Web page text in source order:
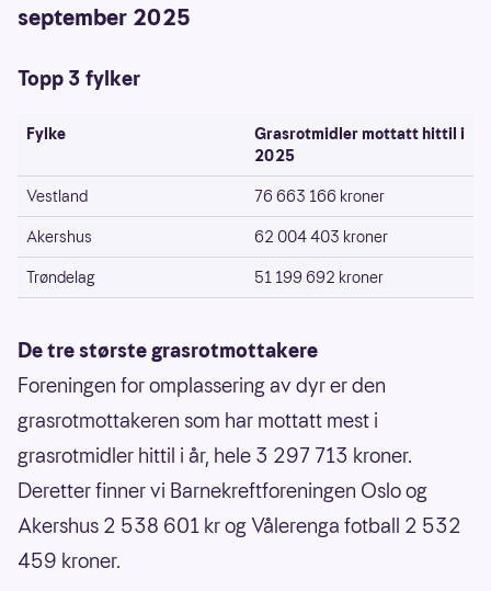
september 2025
Topp 3 fylker
Fylke
Grasrotmidler mottatt hittil i
2025
Vestland
76 663 166 kroner
Akershus
62 004 403 kroner
Trøndelag
51 199 692 kroner
De tre største grasrotmottakere
Foreningen for omplassering av dyr er den
grasrotmottakeren som har mottatt mest i
grasrotmidler hittil i år, hele 3 297 713 kroner.
Deretter finner vi Barnekreftforeningen Oslo og
Akershus 2 538 601 kr og Vålerenga fotball 2 532
459 kroner.